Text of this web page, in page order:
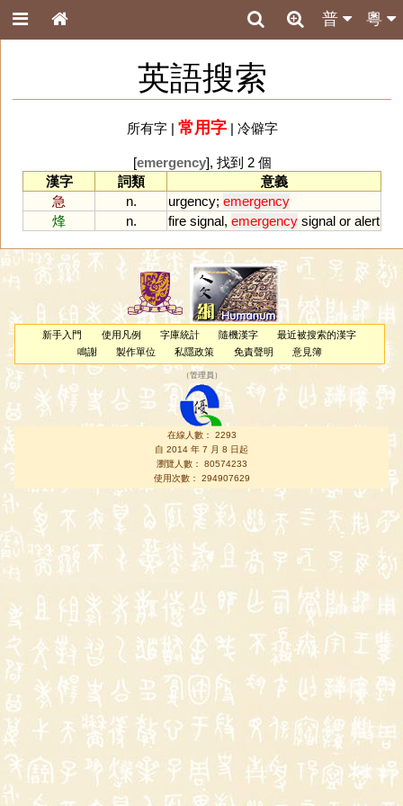
粵
普
英語搜索
所有字| 常用字| 冷僻字
[emergency], 找到 2 個
漢字
詞類
意義
急
n. urgency; emergency
烽
n. fire signal, emergency signal or alert
新手入門 使用凡例 字庫統計 隨機漢字
最近被搜索的漢字
鳴謝
製作單位 私隱政策 免責聲明 意見簿
（管理員 ）
在線人數： 2293
自 2014 年 7 月 8 日起
瀏覽人數： 80574233
使用次數： 294907629